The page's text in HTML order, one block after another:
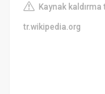
Kaynak kaldırma
tr.wikipedia.org